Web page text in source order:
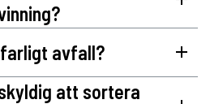
farligt avfall?
att sortera